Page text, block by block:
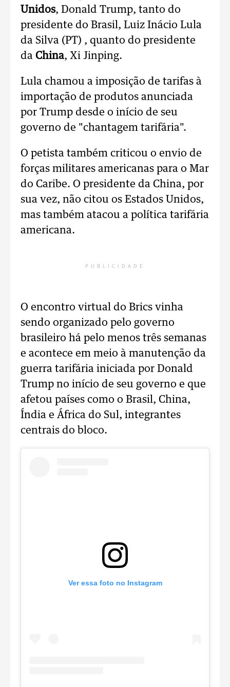
Unidos, Donald Trump, tanto do
presidente do Brasil, Luiz Inácio Lula
da Silva (PT) , quanto do presidente
da China, Xi Jinping.
Lula chamou a imposição de tarifas à
importação de produtos anunciada
por Trump desde o início de seu
governo de "chantagem tarifária".
O petista também criticou o envio de
forças militares americanas para o Mar
do Caribe. O presidente da China, por
sua vez, não citou os Estados Unidos,
mas também atacou a política tarifária
americana.
PUBLICIDADE
O encontro virtual do Brics vinha
sendo organizado pelo governo
brasileiro há pelo menos três semanas
e acontece em meio à manutenção da
guerra tarifária iniciada por Donald
Trump no início de seu governo e que
afetou países como o Brasil, China,
Índia e África do Sul, integrantes
centrais do bloco.
Ver essa foto no Instagram